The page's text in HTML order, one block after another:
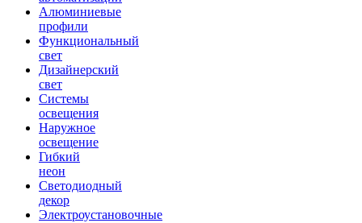
Алюминиевые
профили
Функциональный
свет
Дизайнерский
свет
Системы
освещения
Наружное
освещение
Гибкий
неон
Светодиодный
декор
Электроустановочные